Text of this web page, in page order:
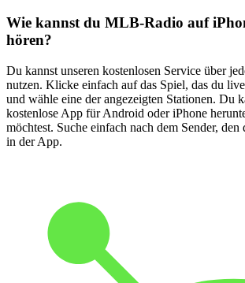
Wie kannst du MLB-Radio auf
hören?
Du kannst unseren kostenlosen Service über
nutzen. Klicke einfach auf das Spiel, das du
und wähle eine der angezeigten Stationen. Du
kostenlose App für Android oder iPhone
möchtest. Suche einfach nach dem Sender, den
in der App.